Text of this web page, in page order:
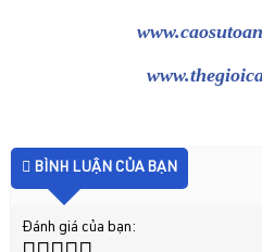
BÌNH LUẬN CỦA BẠN
Đánh giá của bạn: